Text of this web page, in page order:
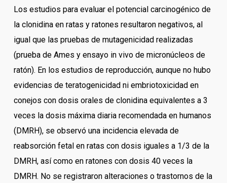
Los estudios para evaluar el potencial carcinogénico de
la clonidina en ratas y ratones resultaron negativos, al
igual que las pruebas de mutagenicidad realizadas
(prueba de Ames y ensayo in vivo de micronúcleos de
ratón). En los estudios de reproducción, aunque no hubo
evidencias de teratogenicidad ni embriotoxicidad en
conejos con dosis orales de clonidina equivalentes a 3
veces la dosis máxima diaria recomendada en humanos
(DMRH), se observó una incidencia elevada de
reabsorción fetal en ratas con dosis iguales a 1/3 de la
DMRH, así como en ratones con dosis 40 veces la
DMRH. No se registraron alteraciones o trastornos de la